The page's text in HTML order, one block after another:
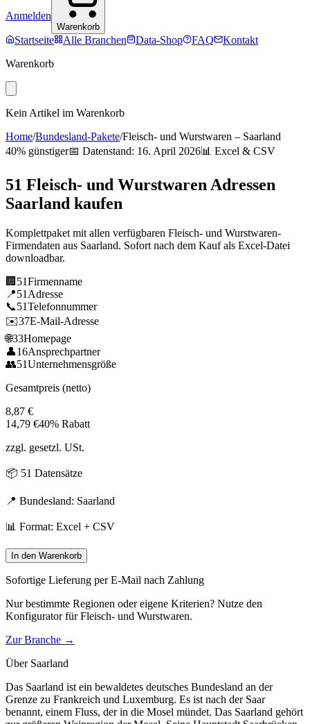
Anmelden
Warenkorb
Startseite Alle Branchen Data-Shop FAQ
Kontakt
Warenkorb
Kein Artikel im Warenkorb
Home/Bundesland-Pakete/Fleisch- und Wurstwaren – Saarland
40% günstiger📅 Datenstand: 16. April 2026📊 Excel & CSV
51 Fleisch- und Wurstwaren Adressen
Saarland kaufen
Komplettpaket mit allen verfügbaren Fleisch- und Wurstwaren-
Firmendaten aus Saarland. Sofort nach dem Kauf als Excel-Datei
downloadbar.
🏢 51Firmenname
📍51 Adresse
📞51Telefonnummer
✉️37E-Mail-Adresse
🌐33Homepage
👤16Ansprechpartner
👥51Unternehmensgröße
Gesamtpreis (netto)
8,87 €
14,79 €40% Rabatt
zzgl. gesetzl. USt.
📦 51 Datensätze
📍 Bundesland: Saarland
📊 Format: Excel + CSV
In den Warenkorb
Sofortige Lieferung per E-Mail nach Zahlung
Nur bestimmte Regionen oder eigene Kriterien? Nutze den
Konfigurator fürFleisch- und Wurstwaren.
Zur Branche →
Über Saarland
Das Saarland ist ein bewaldetes deutsches Bundesland an der
Grenze zu Frankreich und Luxemburg. Es ist nach der Saar
benannt, einem Fluss, der in die Mosel mündet. Das Saarland gehört